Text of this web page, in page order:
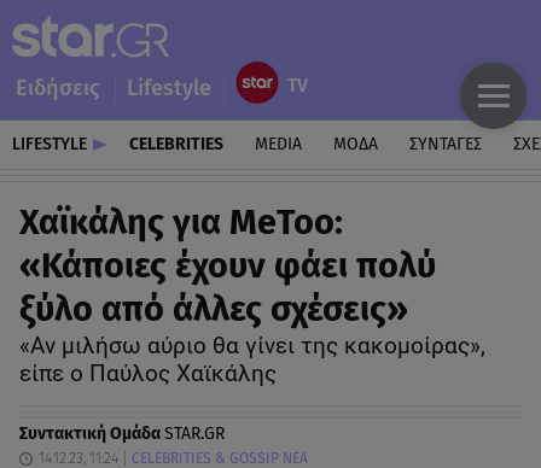
Ειδήσεις Lifestyle
LIFESTYLE CELEBRITIES MEDIA ΜΟΔΑ ΣΥΝΤΑΓΕΣ
Χαϊκάλης για MeToo:
«Κάποιες έχουν φάει πολύ
ξύλο από άλλες σχέσεις»
«Αν μιλήσω αύριο θα γίνει της κακομοίρας»,
είπε ο Παύλος Χαϊκάλης
Συντακτική ΟμάδαSTAR.GR
14.12.23, 11:24 CELEBRITIES & GOSSIP ΝΕΑ